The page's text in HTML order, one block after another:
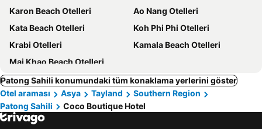
Karon Beach Otelleri
Ao Nang Otelleri
Kata Beach Otelleri
Koh Phi Phi Otelleri
Krabi Otelleri
Kamala Beach Otelleri
Mai Khao Beach Otelleri
Patong Sahili konumundaki tüm konaklama yerlerini göster
Otel araması
Asya Tayland
Southern Region
Patong Sahili
Coco Boutique Hotel